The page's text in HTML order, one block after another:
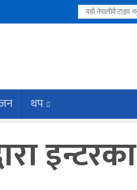
थप
इन्टरका